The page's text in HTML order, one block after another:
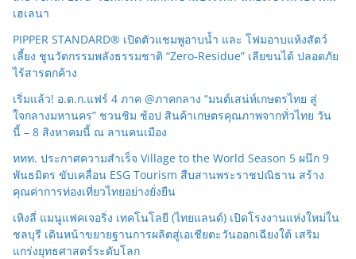
เฮเลนา
PIPPER STANDARD® เปิดตัวแชมพูอาบน้ำ และ โฟมอาบแห้งสัตว์
เลี้ยง ชูนวัตกรรมพลังธรรมชาติ “Zero-Residue” เลียขนได้ ปลอดภัย
ไร้สารตกค้าง
เริ่มแล้ว! อ.ต.ก.แฟร์ 4 ภาค @ภาคกลาง “มนต์เสน่ห์เกษตรไทย สู่
ใจกลางมหานคร” ชวนชิม ช้อป สินค้าเกษตรคุณภาพจากทั่วไทย วัน
นี้ – 8 สิงหาคมนี้ ณ ลานคนเมือง
ททท. ประกาศความสำเร็จ Village to the World Season 5 ผนึก 9
พันธมิตร ขับเคลื่อน ESG Tourism สืบสานพระราชปณิธาน สร้าง
คุณค่าการท่องเที่ยวไทยอย่างยั่งยืน
เหิงลี่ แมนูแฟคเจอริ่ง เทคโนโลยี (ไทยแลนด์) เปิดโรงงานแห่งใหม่ใน
ชลบุรี เดินหน้าขยายฐานการผลิตสู่เอเชียตะวันออกเฉียงใต้ เสริม
แกร่งยุทธศาสตร์ระดับโลก